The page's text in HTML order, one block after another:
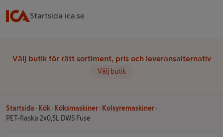
Startsida ica.se
Välj butik för rätt sortiment, pris och leveransalternativ
Välj butik
Startsida Kök Köksmaskiner
Kolsyremaskiner
PET-flaska 2x0,5L DWS Fuse